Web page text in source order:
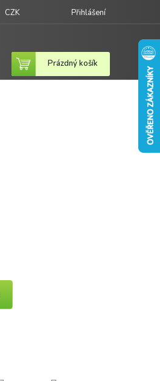
CZK Přihlášení
Nákupní
košík
Prázdný košík